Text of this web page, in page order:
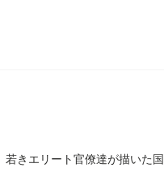
きエリート官僚達が描いた